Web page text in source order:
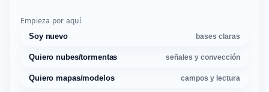
Empieza por aquí
Soy nuevo bases claras
Quiero nubes/tormentas señales y convección
Quiero mapas/modelos campos y lectura